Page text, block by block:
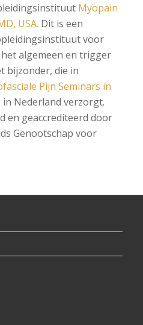
Myopain
USA. Dit is een
voor
algemeen en trigger
bijzonder, die in
Pijn Seminars in
Nederland verzorgt.
en geaccrediteerd door
Genootschap voor